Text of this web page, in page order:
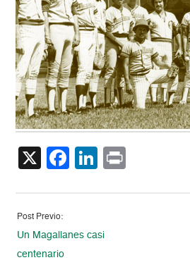
X Facebook
LinkedIn
Post Previo:
Un Magallanes casi
centenario